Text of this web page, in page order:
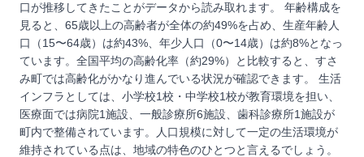
口が推移してきたことがデータから読み取れます。 年齢構成を
見ると、65歳以上の高齢者が全体の約49%を占め、生産年齢人
口（15〜64歳）は約43%、年少人口（0〜14歳）は約8%となっ
ています。全国平均の高齢化率（約29%）と比較すると、すさ
み町では高齢化がかなり進んでいる状況が確認できます。 生活
インフラとしては、小学校1校・中学校1校が教育環境を担い、
医療面では病院1施設、一般診療所6施設、歯科診療所1施設が
町内で整備されています。人口規模に対して一定の生活環境が
維持されている点は、地域の特色のひとつと言えるでしょう。